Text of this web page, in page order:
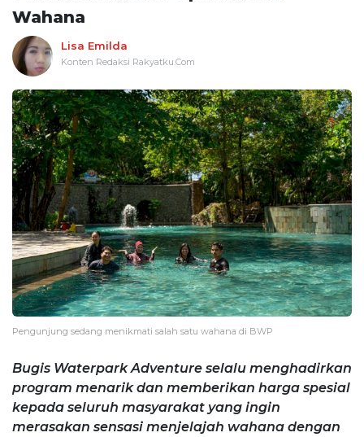
Wahana
Lisa Emilda
Konten Redaksi Rakyatku.Com
Pengunjung sedang menikmati salah satu wahana di BWP
Bugis Waterpark Adventure selalu menghadirkan
program menarik dan memberikan harga spesial
kepada seluruh masyarakat yang ingin
merasakan sensasi menjelajah wahana dengan